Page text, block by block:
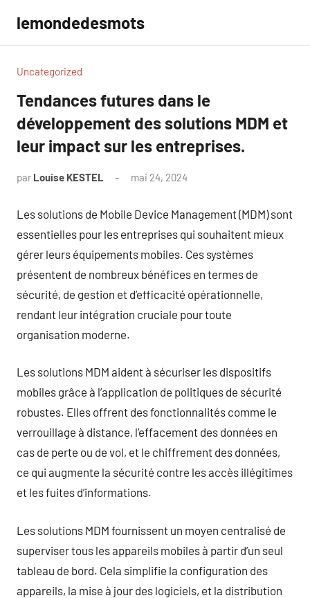
contenu
lemondedesmots
Uncategorized
Tendances futures dans le
développement des solutions MDM et
leur impact sur les entreprises.
par Louise KESTEL mai 24, 2024
Les solutions de Mobile Device Management (MDM) sont
essentielles pour les entreprises qui souhaitent mieux
gérer leurs équipements mobiles. Ces systèmes
présentent de nombreux bénéfices en termes de
sécurité, de gestion et d’efficacité opérationnelle,
rendant leur intégration cruciale pour toute
organisation moderne.
Les solutions MDM aident à sécuriser les dispositifs
mobiles grâce à l’application de politiques de sécurité
robustes. Elles offrent des fonctionnalités comme le
verrouillage à distance, l’effacement des données en
cas de perte ou de vol, et le chiffrement des données,
ce qui augmente la sécurité contre les accès illégitimes
et les fuites d’informations.
Les solutions MDM fournissent un moyen centralisé de
superviser tous les appareils mobiles à partir d’un seul
tableau de bord. Cela simplifie la configuration des
appareils, la mise à jour des logiciels, et la distribution